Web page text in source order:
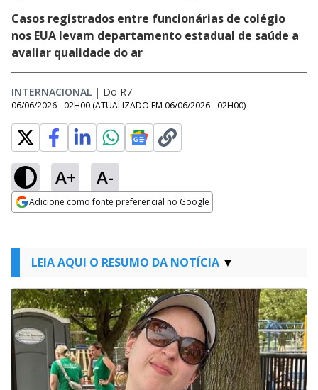
Casos registrados entre funcionárias de colégio
nos EUA levam departamento estadual de saúde a
avaliar qualidade do ar
INTERNACIONAL | Do R7
06/06/2026 - 02H00 (ATUALIZADO EM 06/06/2026 - 02H00)
A+ A-
Adicione como fonte preferencial no Google
LEIA AQUI O RESUMO DA NOTÍCIA